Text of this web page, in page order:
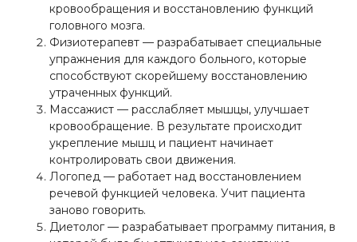
кровообращения и восстановлению функций
головного мозга.
Физиотерапевт — разрабатывает специальные
упражнения для каждого больного, которые
способствуют скорейшему восстановлению
утраченных функций.
Массажист — расслабляет мышцы, улучшает
кровообращение. В результате происходит
укрепление мышц и пациент начинает
контролировать свои движения.
Логопед — работает над восстановлением
речевой функцией человека. Учит пациента
заново говорить.
Диетолог — разрабатывает программу питания, в